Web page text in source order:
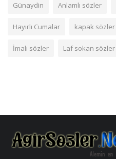
Günaydin Anlamlı sözler
Hayırlı Cumalar kapak sözler
İmalı sözler Laf sokan sözler